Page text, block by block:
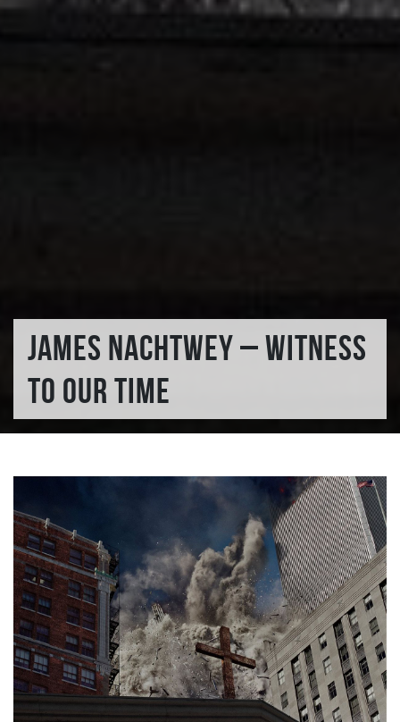
JAMES NACHTWEY – WITNESS
TO OUR TIME